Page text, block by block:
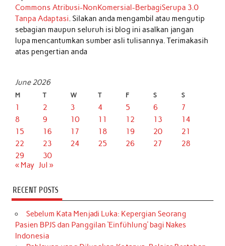
Commons Atribusi-NonKomersial-BerbagiSerupa 3.0
Tanpa Adaptasi. Silakan anda mengambil atau mengutip
sebagian maupun seluruh isi blog ini asalkan jangan
lupa mencantumkan sumber asli tulisannya. Terimakasih
atas pengertian anda
June 2026
M T W T F S S
1 2 3 4 5 6
7
8
9 10 11 12 13
14
15
16 17 18 19 20
21
22
23 24 25 26 27
28
29
30
« May Jul »
RECENT POSTS
Sebelum Kata Menjadi Luka: Kepergian Seorang
Pasien BPJS dan Panggilan ‘Einfühlung’ bagi Nakes
Indonesia